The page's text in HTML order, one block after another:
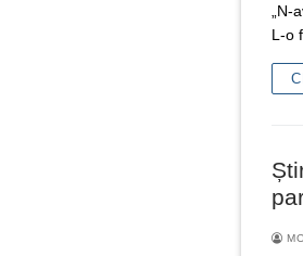
L-o